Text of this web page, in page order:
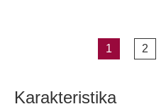
1 2
Karakteristika